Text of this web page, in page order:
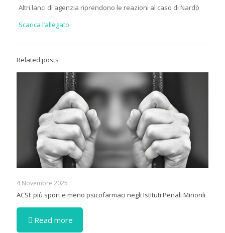
Altri lanci di agenzia riprendono le reazioni al caso di Nardò
Scarica l’allegato
Related posts
4 Novembre 2025
ACSI: più sport e meno psicofarmaci negli Istituti Penali Minorili
Read more